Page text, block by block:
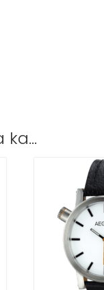
ka…